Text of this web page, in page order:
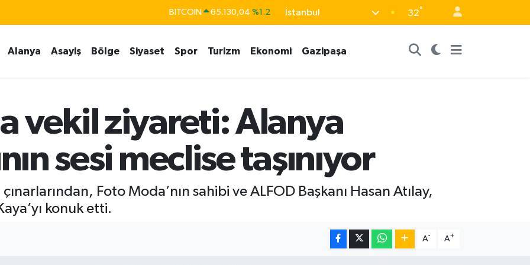
DOLAR 47,7106 %0.17
STERLİN 64,4046 %0.35
İstanbul 32°
Alanya Asayiş Bölge Siyaset Spor Turizm Ekonomi Gazipaşa
vekil ziyareti: Alanya
sesi meclise taşınıyor
Foto Moda’nın sahibi ve ALFOD Başkanı Hasan Atılay,
konuk etti.
A- A+